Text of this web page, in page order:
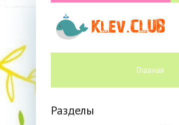
Главная
Разделы